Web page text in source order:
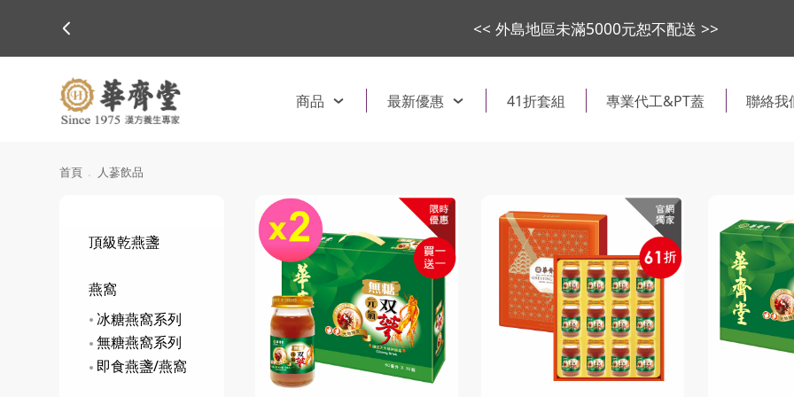
<< 外島地區未滿5000元恕不配送 >>
商品 最新優惠 41折套組 專業代工&PT蓋 聯絡我
首頁 人蔘飲品
頂級乾燕盞
燕窩
冰糖燕窩系列
無糖燕窩系列
即食燕盞/燕窩